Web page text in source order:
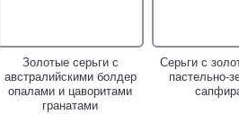
Золотые серьги с
австралийскими болдер
опалами и цаворитами
гранатами
Серьги с
пастельно-